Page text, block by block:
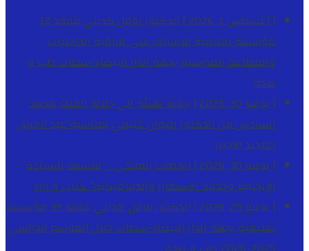
[ أغسطس 1, 2026 ]
الدكتور نوفل كديلي يتفقد 12
مؤسسة تعليمية للإشراف على مراقبة الداخليات
والمطاعم المدرسية بجهة الدار البيضاء-سطاتطب و
صحة
[ يوليو 30, 2026 ]
برقية تهنئة الى جلالة الملك محمد
السادس من الدكتور رضوان غنيمي بمناسبة عيد العرش
المجيدالاخبار
[ يوليو 30, 2026 ]
الخطاب الملكي .. “فلسفة السيادة
الإيجابية وجدلية الاستقرار والديناميكية”كتاب و اراء
[ يوليو 29, 2026 ]
الدكتور نوفل كديلي يتفقد 39 مؤسسة
تعليمية بجهة الدار البيضاء-سطات خلال الموسم الدراسي